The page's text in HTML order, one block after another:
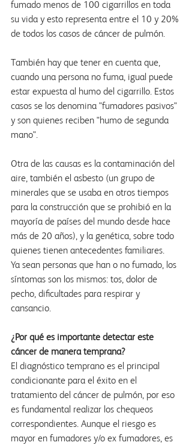
fumado menos de 100 cigarrillos en toda
su vida y esto representa entre el 10 y 20%
de todos los casos de cáncer de pulmón.
También hay que tener en cuenta que,
cuando una persona no fuma, igual puede
estar expuesta al humo del cigarrillo. Estos
casos se los denomina "fumadores pasivos"
y son quienes reciben "humo de segunda
mano".
Otra de las causas es la contaminación del
aire, también el asbesto (un grupo de
minerales que se usaba en otros tiempos
para la construcción que se prohibió en la
mayoría de países del mundo desde hace
más de 20 años), y la genética, sobre todo
quienes tienen antecedentes familiares.
Ya sean personas que han o no fumado, los
síntomas son los mismos: tos, dolor de
pecho, dificultades para respirar y
cansancio.
¿Por qué es importante detectar este
cáncer de manera temprana?
El diagnóstico temprano es el principal
condicionante para el éxito en el
tratamiento del cáncer de pulmón, por eso
es fundamental realizar los chequeos
correspondientes. Aunque el riesgo es
mayor en fumadores y/o ex fumadores, es